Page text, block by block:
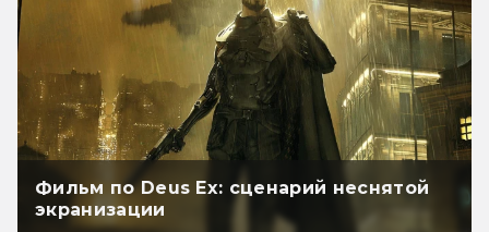
Фильм по Deus Ex: сценарий неснятой
экранизации